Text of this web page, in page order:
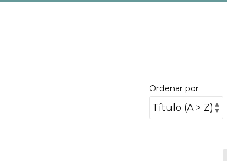
Ordenar por